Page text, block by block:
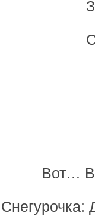
Вот…
Снегурочка: